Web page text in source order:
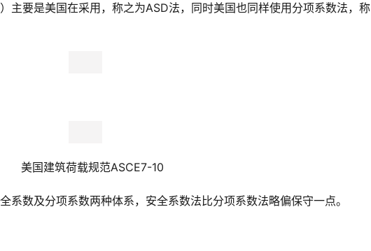
主要是美国在采用，称之为ASD法，同时美国也同样使用分项系数法，称
美国建筑荷载规范ASCE7-10
系数及分项系数两种体系，安全系数法比分项系数法略偏保守一点。